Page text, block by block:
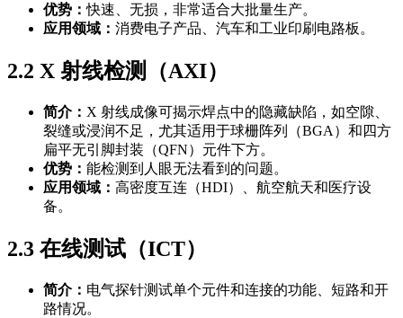
优势：快速、无损，非常适合大批量生产。
应用领域： 消费电子产品、汽车和工业印刷电路板。
2.2 X 射线检测（AXI）
简介： X 射线成像可揭示焊点中的隐藏缺陷，如空隙、
裂缝或浸润不足，尤其适用于球栅阵列（BGA）和四方
扁平无引脚封装（QFN）元件下方。
优势： 能检测到人眼无法看到的问题。
应用领域： 高密度互连（HDI）、航空航天和医疗设
备。
2.3 在线测试（ICT）
简介： 电气探针测试单个元件和连接的功能、短路和开
路情况。